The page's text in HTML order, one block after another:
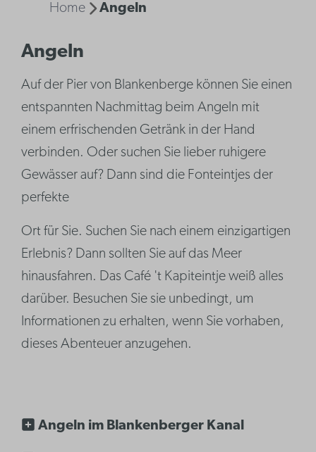
Home Angeln
Angeln
Auf der Pier von Blankenberge können Sie einen
entspannten Nachmittag beim Angeln mit
einem erfrischenden Getränk in der Hand
verbinden. Oder suchen Sie lieber ruhigere
Gewässer auf? Dann sind die Fonteintjes der
perfekte
Ort für Sie. Suchen Sie nach einem einzigartigen
Erlebnis? Dann sollten Sie auf das Meer
hinausfahren. Das Café 't Kapiteintje weiß alles
darüber. Besuchen Sie sie unbedingt, um
Informationen zu erhalten, wenn Sie vorhaben,
dieses Abenteuer anzugehen.
Angeln im Blankenberger Kanal